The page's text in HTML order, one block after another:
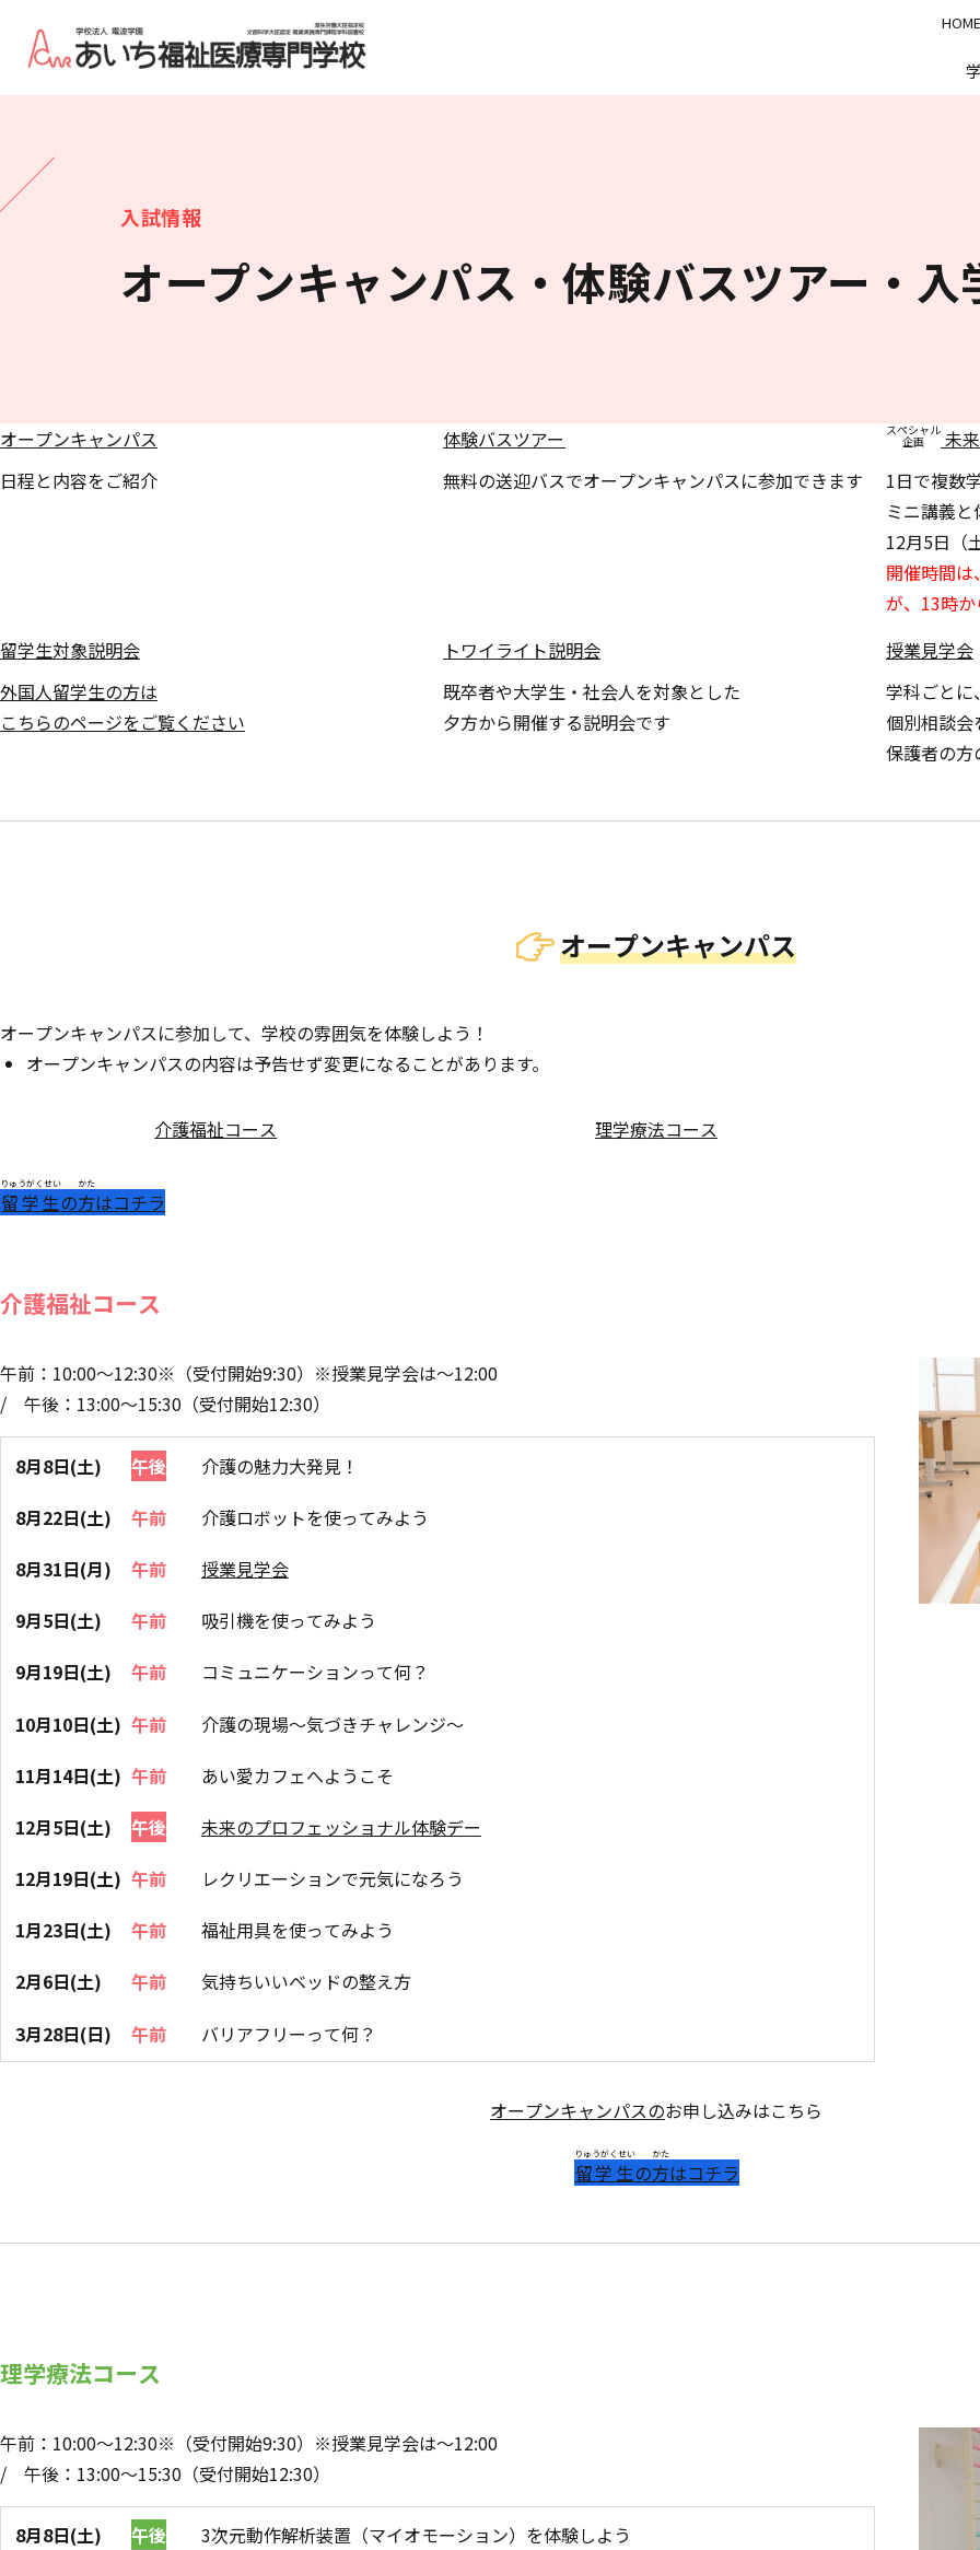
入試情報
オープンキャンパス・体験バスツアー・入
オープンキャンパス
日程と内容をご紹介
体験バスツアー
無料の送迎バスでオープンキャンパスに参加できます
スペシャル
企画
未
1日で複数
ミニ講義
12月5日（
開催時間
が、13時
留学生対象説明会
外国人留学生の方は
こちらのページをご覧ください
トワイライト説明会
既卒者や大学生・社会人を対象とした
夕方から開催する説明会です
授業見学会
学科ごとに
個別相談会
保護者の方
オープンキャンパス
オープンキャンパスに参加して、学校の雰囲気を体験しよう！
オープンキャンパスの内容は予告せず変更になることがあります。
介護福祉コース 理学療法コース
留学生
りゅうがくせい
の方
かた
はコチラ
介護福祉コース
午前：10:00～12:30※（受付開始9:30）※授業見学会は～12:00
/
午後：13:00～15:30（受付開始12:30）
8月8日(土) 午後
介護の魅力大発見！
8月22日(土)
午前
介護ロボットを使ってみよう
8月31日(月)
午前
授業見学会
9月5日(土)
午前
吸引機を使ってみよう
9月19日(土)
午前
コミュニケーションって何？
10月10日(土) 午前
介護の現場～気づきチャレンジ～
11月14日(土) 午前
あい愛カフェへようこそ
12月5日(土)
午後
未来のプロフェッショナル体験デー
12月19日(土) 午前
レクリエーションで元気になろう
1月23日(土)
午前
福祉用具を使ってみよう
2月6日(土)
午前
気持ちいいベッドの整え方
3月28日(日)
午前 バリアフリーって何？
オープンキャンパスのお申し込みはこちら
留学生
りゅうがくせい
の方
かた
はコチラ
理学療法コース
午前：10:00～12:30※（受付開始9:30）※授業見学会は～12:00
/
午後：13:00～15:30（受付開始12:30）
8月8日(土) 午後
3次元動作解析装置（マイオモーション）を体験しよう